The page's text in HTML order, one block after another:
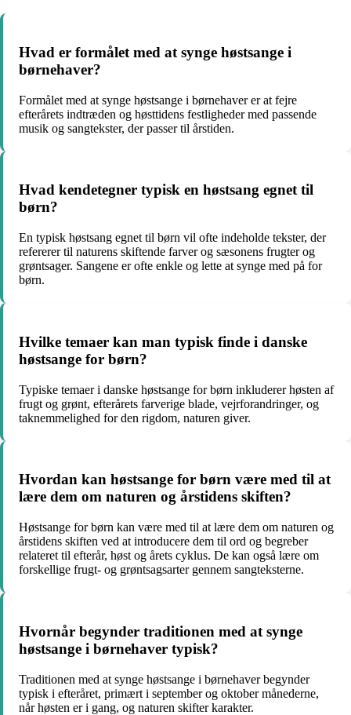
Hvad er formålet med at synge høstsange i
børnehaver?
Formålet med at synge høstsange i børnehaver er at fejre
efterårets indtræden og høsttidens festligheder med passende
musik og sangtekster, der passer til årstiden.
Hvad kendetegner typisk en høstsang egnet til
børn?
En typisk høstsang egnet til børn vil ofte indeholde tekster, der
refererer til naturens skiftende farver og sæsonens frugter og
grøntsager. Sangene er ofte enkle og lette at synge med på for
børn.
Hvilke temaer kan man typisk finde i danske
høstsange for børn?
Typiske temaer i danske høstsange for børn inkluderer høsten af
frugt og grønt, efterårets farverige blade, vejrforandringer, og
taknemmelighed for den rigdom, naturen giver.
Hvordan kan høstsange for børn være med til at
lære dem om naturen og årstidens skiften?
Høstsange for børn kan være med til at lære dem om naturen og
årstidens skiften ved at introducere dem til ord og begreber
relateret til efterår, høst og årets cyklus. De kan også lære om
forskellige frugt- og grøntsagsarter gennem sangteksterne.
Hvornår begynder traditionen med at synge
høstsange i børnehaver typisk?
Traditionen med at synge høstsange i børnehaver begynder
typisk i efteråret, primært i september og oktober månederne,
når høsten er i gang, og naturen skifter karakter.